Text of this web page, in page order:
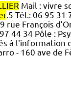
Mail : vivre
.5 Tél.: 06 95 31
rue François
44 34 Pôle :
à l'information
- 160 ave de